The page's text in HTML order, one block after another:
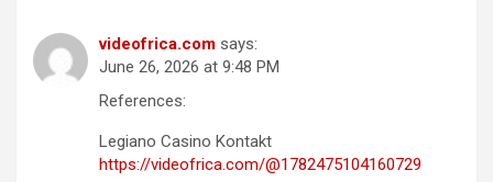
videofrica.com says:
June 26, 2026 at 9:48 PM
References:
Legiano Casino Kontakt
https://videofrica.com/@1782475104160729